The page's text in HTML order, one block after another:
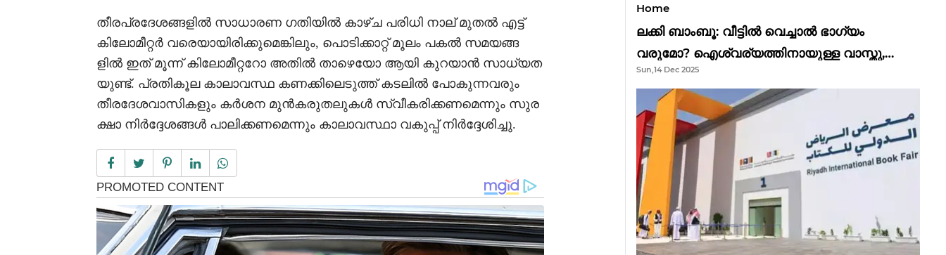
തീരപ്രദേശങ്ങളിൽ സാധാരണ ഗതിയിൽ കാഴ്ച പരിധി നാല് മുതൽ എട്ട്
കിലോമീറ്റർ വരെയായിരിക്കുമെങ്കിലും, പൊടിക്കാറ്റ് മൂലം പകൽ സമയങ്ങ
ളിൽ ഇത് മൂന്ന് കിലോമീറ്ററോ അതിൽ താഴെയോ ആയി കുറയാൻ സാധ്യത
യുണ്ട്. പ്രതികൂല കാലാവസ്ഥ കണക്കിലെടുത്ത് കടലിൽ പോകുന്നവരും
തീരദേശവാസികളും കർശന മുൻകരുതലുകൾ സ്വീകരിക്കണമെന്നും സുര
ക്ഷാ നിർദ്ദേശങ്ങൾ പാലിക്കണമെന്നും കാലാവസ്ഥാ വകുപ്പ് നിർദ്ദേശിച്ചു.
Home
ലക്കി ബാംബൂ: വീട്ടിൽ വെച്ചാൽ ഭാഗ്യം
വരുമോ? ഐശ്വര്യത്തിനായുള്ള വാസ്തു,
ഫെങ് ഷൂയി വിശ്വാസങ്ങൾ
Sun,14 Dec 2025